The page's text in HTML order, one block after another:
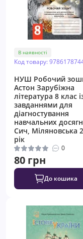
В наявності
Код товару:
НУШ ​Робочий
Астон Зарубіжна
література 8 клас
завданнями для
діагностування
навчальних
Сич, Міляновська
рік
0
80 грн
До кошика